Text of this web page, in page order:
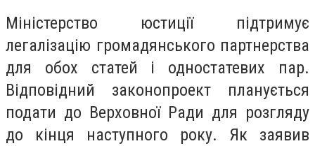
Міністерство юстиції підтримує
легалізацію громадянського партнерства
для обох статей і одностатевих пар.
Відповідний законопроект планується
подати до Верховної Ради для розгляду
до кінця наступного року. Як заявив